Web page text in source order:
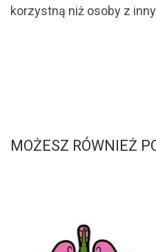
korzystną niż osoby z
MOŻESZ RÓWNIEŻ